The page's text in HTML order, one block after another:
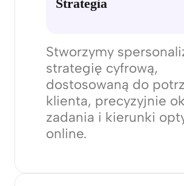
Zagłębiamy się w
rynkowe, aby
docelowych
i prawdziwy kontekst
biznesowy.